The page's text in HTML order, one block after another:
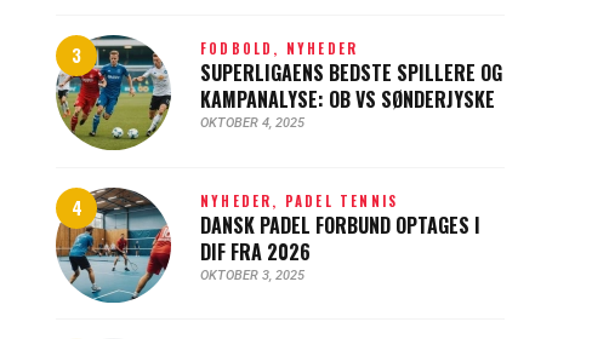
FODBOLD, NYHEDER
SUPERLIGAENS BEDSTE SPILLERE OG
KAMPANALYSE: OB VS SØNDERJYSKE
OKTOBER 4, 2025
NYHEDER, PADEL TENNIS
DANSK PADEL FORBUND OPTAGES I
DIF FRA 2026
OKTOBER 3, 2025